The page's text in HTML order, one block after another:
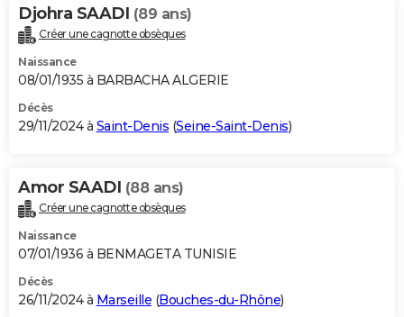
Djohra SAADI (89 ans)
Créer une cagnotte obsèques
Naissance
08/01/1935 à BARBACHA ALGERIE
Décès
29/11/2024 à Saint-Denis (Seine-Saint-Denis)
Amor SAADI (88 ans)
Créer une cagnotte obsèques
Naissance
07/01/1936 à BENMAGETA TUNISIE
Décès
26/11/2024 à Marseille (Bouches-du-Rhône)